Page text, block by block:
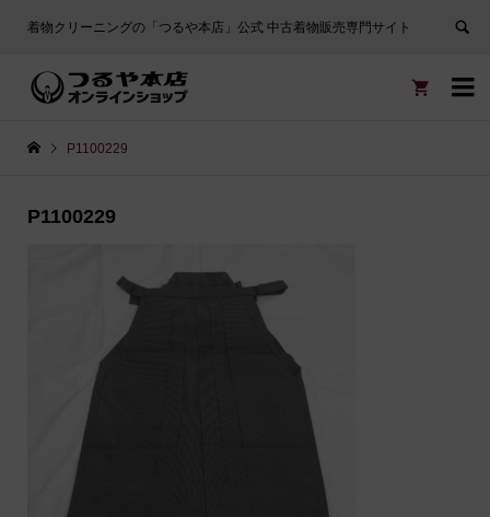
着物クリーニングの「つるや本店」公式 中古着物販売専門サイト


P1100229
P1100229